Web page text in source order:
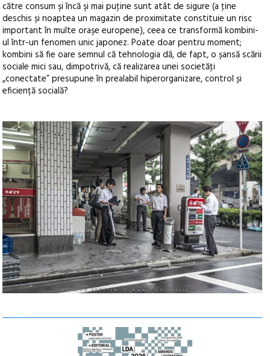
către consum şi încă şi mai puţine sunt atât de sigure (a ţine
deschis și noaptea un magazin de proximitate constituie un risc
important în multe oraşe europene), ceea ce transformă kombini-
ul într-un fenomen unic japonez. Poate doar pentru moment;
kombini să fie oare semnul că tehnologia dă, de fapt, o șansă scării
sociale mici sau, dimpotrivă, că realizarea unei societăţi
„conectate” presupune în prealabil hiperorganizare, control și
eficiență socială?